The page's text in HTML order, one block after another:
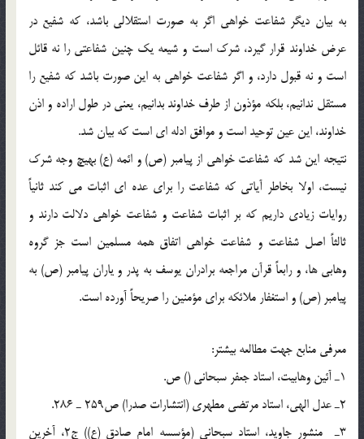
به بيان ديگر شفاعت خواهي اگر به صورت استقلالي باشد، كه شفيع در
عرض خداوند قرار گيرد، شرك است و شيعه يك چنين شفاعتي را نه قائل
است و نه قبول دارد، و اگر شفاعت خواهي به اين صورت باشد كه شفيع را
مستقل ندانيم، بلكه مؤذون از طرف خداوند بدانيم، يعني در طول اراده و اذن
خداوند، اين عين توحيد است و موافق ادله اي است كه بيان شد.
نتيجه اين شد كه شفاعت خواهي از پيامبر (ص) و ائمه (ع) بهيچ وجه شرك
نيست، اولا بخاطر آياتي كه شفاعت را براي عده اي اثبات مي كند ثانياً
روايات زيادي داريم كه بر اثبات شفاعت و شفاعت خواهي دلالت دارند و
ثالثاً اصل شفاعت و شفاعت خواهي اتفاق همه مسلمين است جز گروه
وهابي ها، و رابعاً قرآن مراجعه برادران يوسف به پدر و ياران پيامبر (ص) به
پيامبر (ص) و استغفار ملائكه براي مؤمنين را صريحاً آورده است.
معرفي منابع جهت مطالعه بيشتر:
1ـ آئين وهابيت، استاد جعفر سبحاني () ص.
2ـ عدل الهي، استاد مرتضي مطهري (انتشارات صدرا) ص259 ـ 286.
3ـ منشور جاويد، استاد سبحاني (مؤسسه امام صادق (ع)) ج2، آخرين